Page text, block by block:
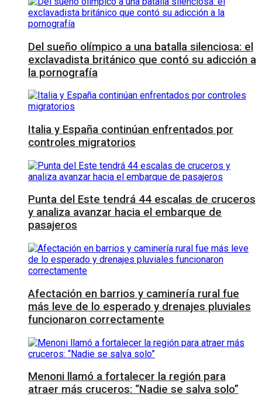
Del sueño olímpico a una batalla silenciosa: el
exclavadista británico que contó su adicción a
la pornografía
Italia y España continúan enfrentados por
controles migratorios
Punta del Este tendrá 44 escalas de cruceros
y analiza avanzar hacia el embarque de
pasajeros
Afectación en barrios y caminería rural fue
más leve de lo esperado y drenajes pluviales
funcionaron correctamente
Menoni llamó a fortalecer la región para
atraer más cruceros: “Nadie se salva solo”